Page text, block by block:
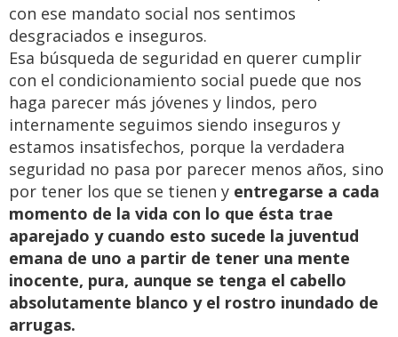
con ese mandato social nos sentimos
desgraciados e inseguros.
Esa búsqueda de seguridad en querer cumplir
con el condicionamiento social puede que nos
haga parecer más jóvenes y lindos, pero
internamente seguimos siendo inseguros y
estamos insatisfechos, porque la verdadera
seguridad no pasa por parecer menos años, sino
por tener los que se tienen y entregarse a cada
momento de la vida con lo que ésta trae
aparejado y cuando esto sucede la juventud
emana de uno a partir de tener una mente
inocente, pura, aunque se tenga el cabello
absolutamente blanco y el rostro inundado de
arrugas.